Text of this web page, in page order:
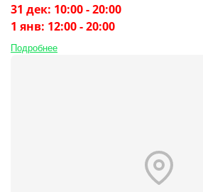
31 дек: 10:00 - 20:00
1 янв: 12:00 - 20:00
Подробнее